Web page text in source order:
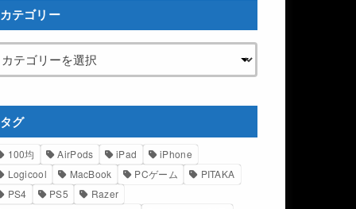
カテゴリー
タグ
100均 AirPods iPad
iPhone
Logicool
MacBook PCゲーム
PITAKA
PS4
PS5
Razer